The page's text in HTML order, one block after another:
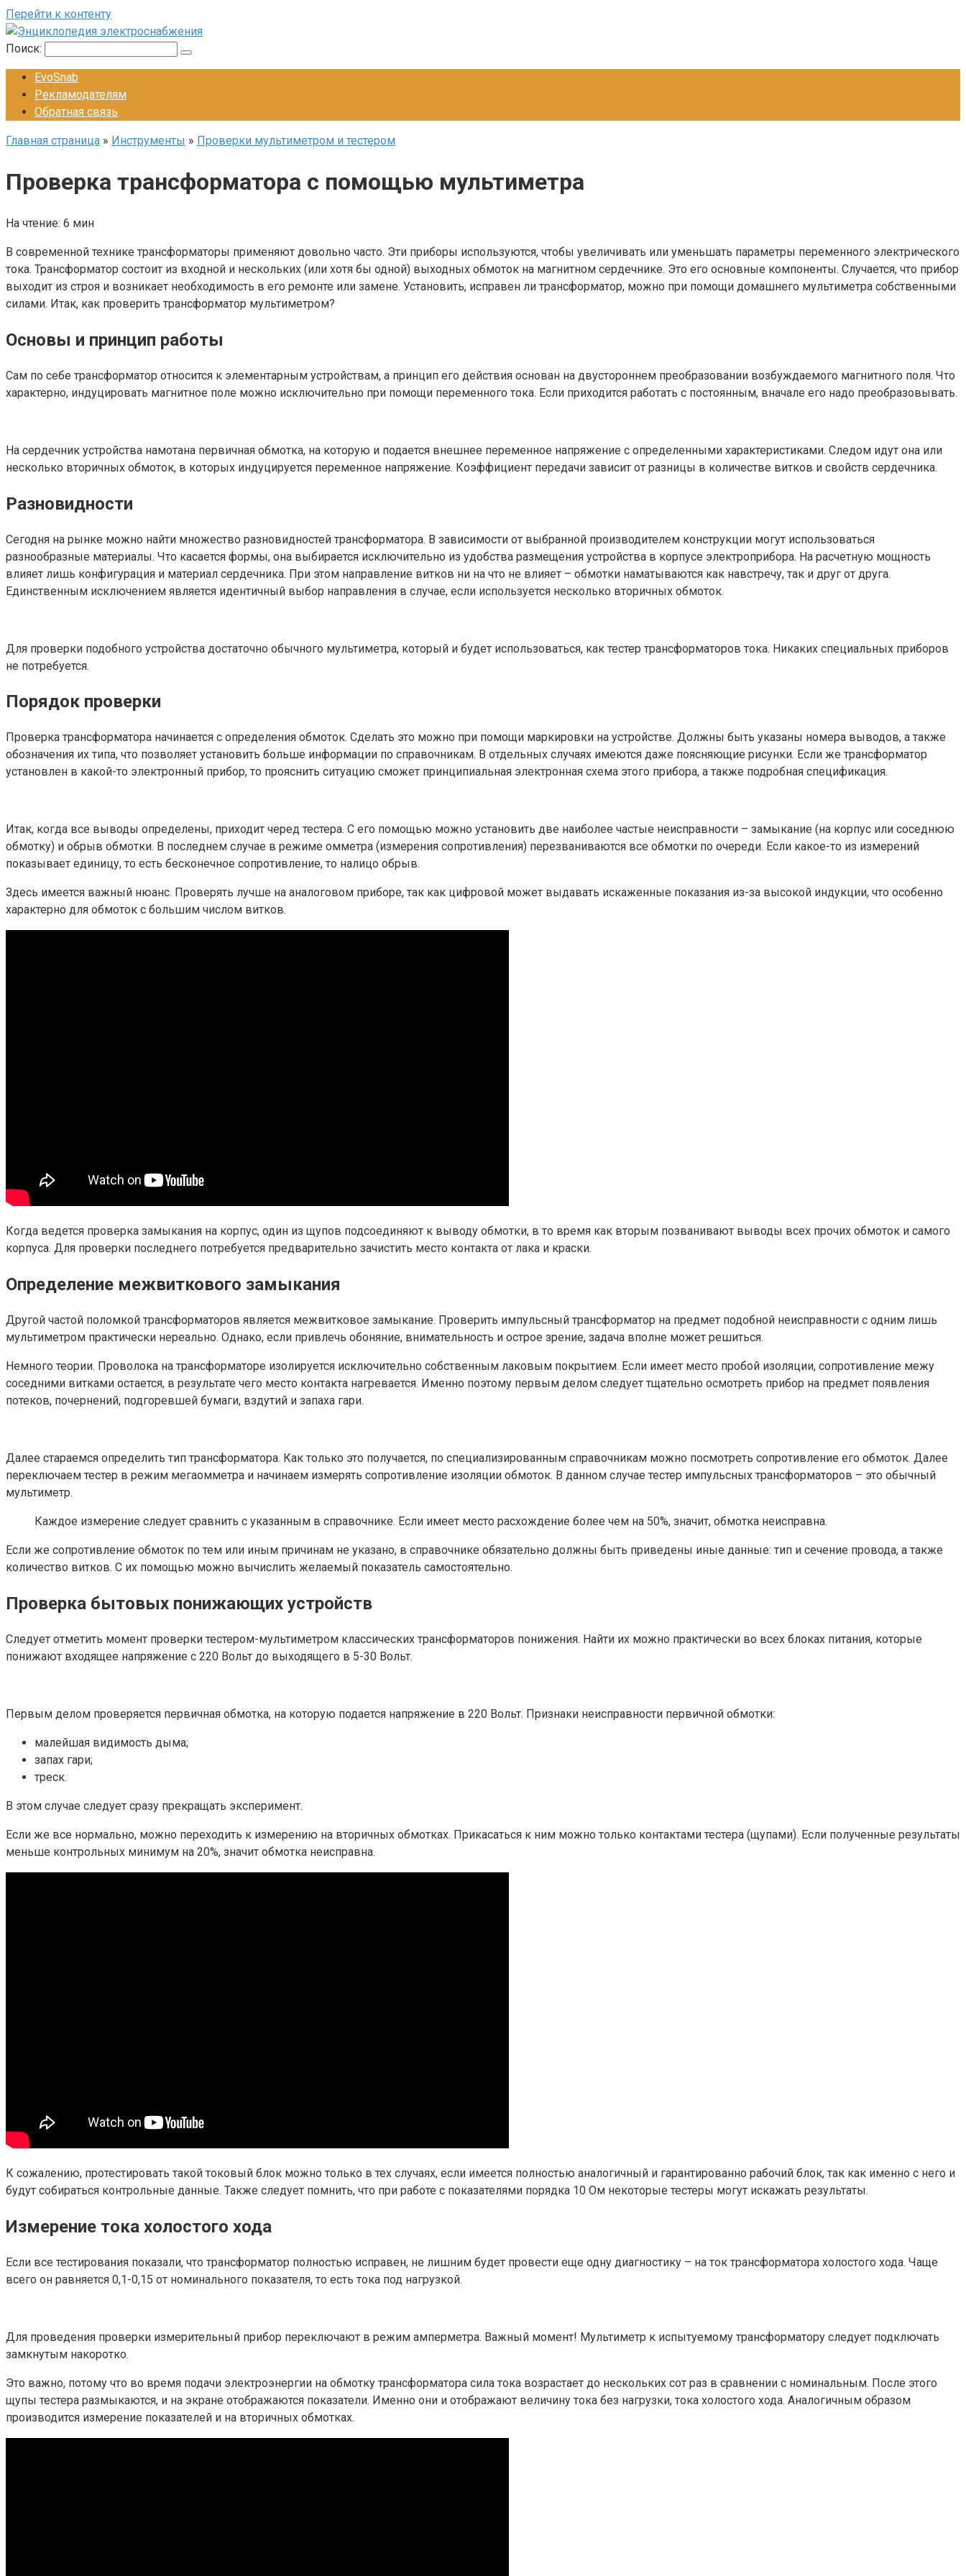
Перейти к контенту
Поиск:
EvoSnab
Рекламодателям
Обратная связь
Главная страница » Инструменты » Проверки мультиметром и тестером
Проверка трансформатора с помощью мультиметра
На чтение: 6 мин
В современной технике трансформаторы применяют довольно часто. Эти приборы используются, чтобы увеличивать или уменьшать параметры переменного электрического
тока. Трансформатор состоит из входной и нескольких (или хотя бы одной) выходных обмоток на магнитном сердечнике. Это его основные компоненты. Случается, что прибор
выходит из строя и возникает необходимость в его ремонте или замене. Установить, исправен ли трансформатор, можно при помощи домашнего мультиметра собственными
силами. Итак, как проверить трансформатор мультиметром?
Основы и принцип работы
Сам по себе трансформатор относится к элементарным устройствам, а принцип его действия основан на двустороннем преобразовании возбуждаемого магнитного поля. Что
характерно, индуцировать магнитное поле можно исключительно при помощи переменного тока. Если приходится работать с постоянным, вначале его надо преобразовывать.
На сердечник устройства намотана первичная обмотка, на которую и подается внешнее переменное напряжение с определенными характеристиками. Следом идут она или
несколько вторичных обмоток, в которых индуцируется переменное напряжение. Коэффициент передачи зависит от разницы в количестве витков и свойств сердечника.
Разновидности
Сегодня на рынке можно найти множество разновидностей трансформатора. В зависимости от выбранной производителем конструкции могут использоваться
разнообразные материалы. Что касается формы, она выбирается исключительно из удобства размещения устройства в корпусе электроприбора. На расчетную мощность
влияет лишь конфигурация и материал сердечника. При этом направление витков ни на что не влияет – обмотки наматываются как навстречу, так и друг от друга.
Единственным исключением является идентичный выбор направления в случае, если используется несколько вторичных обмоток.
Для проверки подобного устройства достаточно обычного мультиметра, который и будет использоваться, как тестер трансформаторов тока. Никаких специальных приборов
не потребуется.
Порядок проверки
Проверка трансформатора начинается с определения обмоток. Сделать это можно при помощи маркировки на устройстве. Должны быть указаны номера выводов, а также
обозначения их типа, что позволяет установить больше информации по справочникам. В отдельных случаях имеются даже поясняющие рисунки. Если же трансформатор
установлен в какой-то электронный прибор, то прояснить ситуацию сможет принципиальная электронная схема этого прибора, а также подробная спецификация.
Итак, когда все выводы определены, приходит черед тестера. С его помощью можно установить две наиболее частые неисправности – замыкание (на корпус или соседнюю
обмотку) и обрыв обмотки. В последнем случае в режиме омметра (измерения сопротивления) перезваниваются все обмотки по очереди. Если какое-то из измерений
показывает единицу, то есть бесконечное сопротивление, то налицо обрыв.
Здесь имеется важный нюанс. Проверять лучше на аналоговом приборе, так как цифровой может выдавать искаженные показания из-за высокой индукции, что особенно
характерно для обмоток с большим числом витков.
Когда ведется проверка замыкания на корпус, один из щупов подсоединяют к выводу обмотки, в то время как вторым позванивают выводы всех прочих обмоток и самого
корпуса. Для проверки последнего потребуется предварительно зачистить место контакта от лака и краски.
Определение межвиткового замыкания
Другой частой поломкой трансформаторов является межвитковое замыкание. Проверить импульсный трансформатор на предмет подобной неисправности с одним лишь
мультиметром практически нереально. Однако, если привлечь обоняние, внимательность и острое зрение, задача вполне может решиться.
Немного теории. Проволока на трансформаторе изолируется исключительно собственным лаковым покрытием. Если имеет место пробой изоляции, сопротивление межу
соседними витками остается, в результате чего место контакта нагревается. Именно поэтому первым делом следует тщательно осмотреть прибор на предмет появления
потеков, почернений, подгоревшей бумаги, вздутий и запаха гари.
Далее стараемся определить тип трансформатора. Как только это получается, по специализированным справочникам можно посмотреть сопротивление его обмоток. Далее
переключаем тестер в режим мегаомметра и начинаем измерять сопротивление изоляции обмоток. В данном случае тестер импульсных трансформаторов – это обычный
мультиметр.
Каждое измерение следует сравнить с указанным в справочнике. Если имеет место расхождение более чем на 50%, значит, обмотка неисправна.
Если же сопротивление обмоток по тем или иным причинам не указано, в справочнике обязательно должны быть приведены иные данные: тип и сечение провода, а также
количество витков. С их помощью можно вычислить желаемый показатель самостоятельно.
Проверка бытовых понижающих устройств
Следует отметить момент проверки тестером-мультиметром классических трансформаторов понижения. Найти их можно практически во всех блоках питания, которые
понижают входящее напряжение с 220 Вольт до выходящего в 5-30 Вольт.
Первым делом проверяется первичная обмотка, на которую подается напряжение в 220 Вольт. Признаки неисправности первичной обмотки:
малейшая видимость дыма;
запах гари;
треск.
В этом случае следует сразу прекращать эксперимент.
Если же все нормально, можно переходить к измерению на вторичных обмотках. Прикасаться к ним можно только контактами тестера (щупами). Если полученные результаты
меньше контрольных минимум на 20%, значит обмотка неисправна.
К сожалению, протестировать такой токовый блок можно только в тех случаях, если имеется полностью аналогичный и гарантированно рабочий блок, так как именно с него и
будут собираться контрольные данные. Также следует помнить, что при работе с показателями порядка 10 Ом некоторые тестеры могут искажать результаты.
Измерение тока холостого хода
Если все тестирования показали, что трансформатор полностью исправен, не лишним будет провести еще одну диагностику – на ток трансформатора холостого хода. Чаще
всего он равняется 0,1-0,15 от номинального показателя, то есть тока под нагрузкой.
Для проведения проверки измерительный прибор переключают в режим амперметра. Важный момент! Мультиметр к испытуемому трансформатору следует подключать
замкнутым накоротко.
Это важно, потому что во время подачи электроэнергии на обмотку трансформатора сила тока возрастает до нескольких сот раз в сравнении с номинальным. После этого
щупы тестера размыкаются, и на экране отображаются показатели. Именно они и отображают величину тока без нагрузки, тока холостого хода. Аналогичным образом
производится измерение показателей и на вторичных обмотках.